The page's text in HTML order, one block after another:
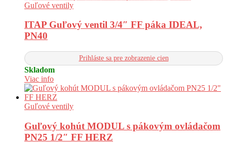
Guľové ventily
ITAP Guľový ventil 3/4″ FF páka IDEAL,
PN40
Prihláste sa pre zobrazenie cien
Skladom
Viac info
Guľové ventily
Guľový kohút MODUL s pákovým ovládačom
PN25 1/2″ FF HERZ